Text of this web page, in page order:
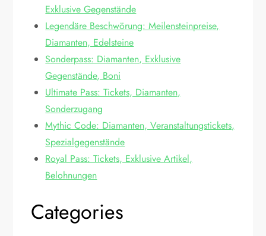
Exklusive Gegenstände
Legendäre Beschwörung: Meilensteinpreise,
Diamanten, Edelsteine
Sonderpass: Diamanten, Exklusive
Gegenstände, Boni
Ultimate Pass: Tickets, Diamanten,
Sonderzugang
Mythic Code: Diamanten, Veranstaltungstickets,
Spezialgegenstände
Royal Pass: Tickets, Exklusive Artikel,
Belohnungen
Categories